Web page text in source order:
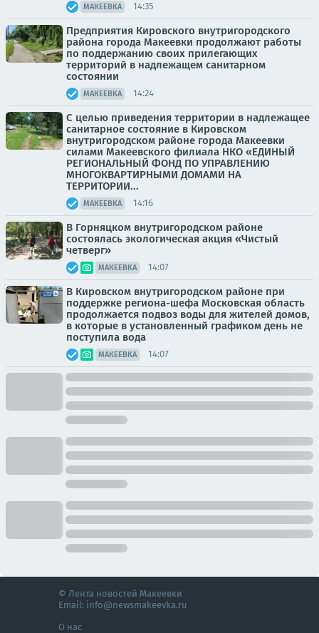
МАКЕЕВКА 14:35
Предприятия Кировского внутригородского
района города Макеевки продолжают работы
по поддержанию своих прилегающих
территорий в надлежащем санитарном
состоянии
МАКЕЕВКА 14:24
С целью приведения территории в надлежащее
санитарное состояние в Кировском
внутригородском районе города Макеевки
силами Макеевского филиала НКО «ЕДИНЫЙ
РЕГИОНАЛЬНЫЙ ФОНД ПО УПРАВЛЕНИЮ
МНОГОКВАРТИРНЫМИ ДОМАМИ НА
ТЕРРИТОРИИ...
МАКЕЕВКА 14:16
В Горняцком внутригородском районе
состоялась экологическая акция «Чистый
четверг»
МАКЕЕВКА 14:07
В Кировском внутригородском районе при
поддержке региона-шефа Московская область
продолжается подвоз воды для жителей домов,
в которые в установленный графиком день не
поступила вода
МАКЕЕВКА 14:07
© Лента новостей Макеевки
Email: info@newsmakeevka.ru
О нас